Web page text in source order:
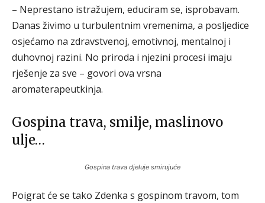
– Neprestano istražujem, educiram se, isprobavam.
Danas živimo u turbulentnim vremenima, a posljedice
osjećamo na zdravstvenoj, emotivnoj, mentalnoj i
duhovnoj razini. No priroda i njezini procesi imaju
rješenje za sve – govori ova vrsna
aromaterapeutkinja.
Gospina trava, smilje, maslinovo
ulje…
Gospina trava djeluje smirujuće
Poigrat će se tako Zdenka s gospinom travom, tom